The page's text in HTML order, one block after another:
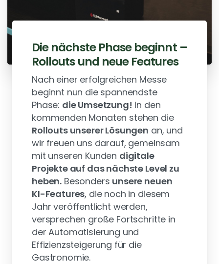
Die nächste Phase beginnt –
Rollouts und neue Features
Nach einer erfolgreichen Messe
beginnt nun die spannendste
Phase: die Umsetzung! In den
kommenden Monaten stehen die
Rollouts unserer Lösungen an, und
wir freuen uns darauf, gemeinsam
mit unseren Kunden digitale
Projekte auf das nächste Level zu
heben. Besonders unsere neuen
KI-Features, die noch in diesem
Jahr veröffentlicht werden,
versprechen große Fortschritte in
der Automatisierung und
Effizienzsteigerung für die
Gastronomie.